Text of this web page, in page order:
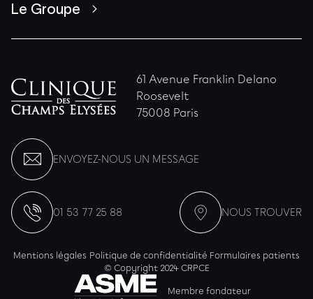
Le Groupe
61 Avenue Franklin Delano
Roosevelt
75008 Paris
ENVOYEZ-NOUS UN MESSAGE
01 53 77 25 88 NOUS TROUVER
Mentions légales Politique de confidentialité Formulaires patients
© Copyright 2024 CRPCE
Membre fondateur